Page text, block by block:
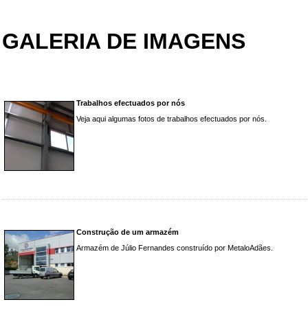
GALERIA DE IMAGENS
Trabalhos efectuados por nós
Veja aqui algumas fotos de trabalhos efectuados por nós.
Construção de um armazém
Armazém de Júlio Fernandes construído por MetaloAdães.